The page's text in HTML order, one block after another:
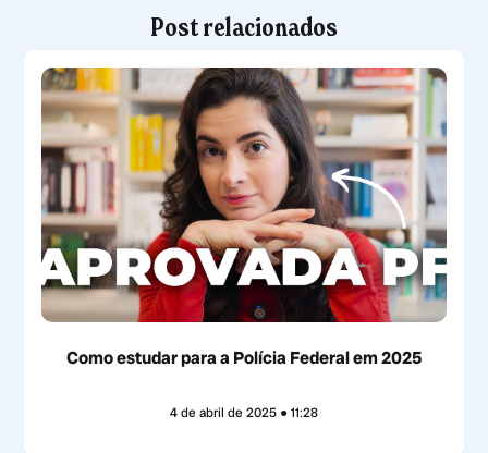
Post relacionados
Como estudar para a Polícia Federal em 2025
4 de abril de 2025 11:28